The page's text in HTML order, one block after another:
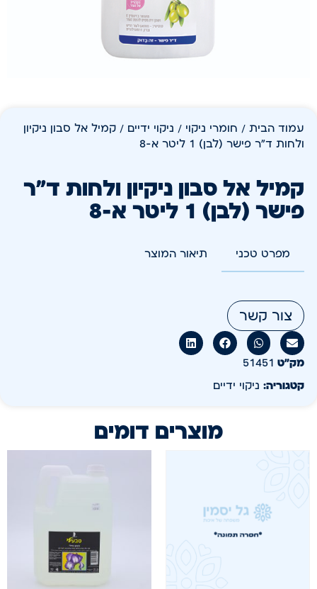
עמוד הבית / חומרי ניקוי / ניקוי ידיים / קמיל אל סבון ניקיון
ולחות ד"ר פישר (לבן) 1 ליטר א-8
קמיל אל סבון ניקיון ולחות ד"ר
פישר (לבן) 1 ליטר א-8
מפרט טכני תיאור המוצר
צור קשר
מק״ט 51451
קטגוריה: ניקוי ידיים
מוצרים דומים